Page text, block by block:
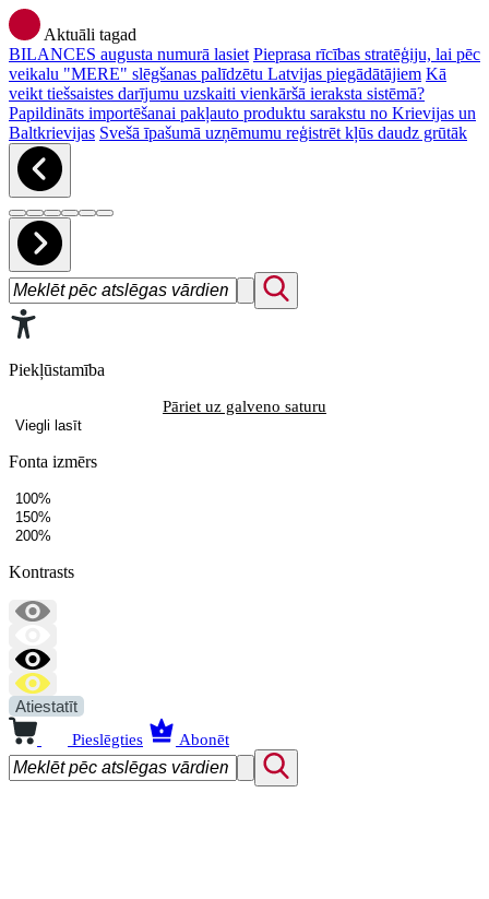
Aktuāli tagad
BILANCES augusta numurā lasiet Pieprasa rīcības stratēģiju, lai pēc
veikalu "MERE" slēgšanas palīdzētu Latvijas piegādātājiem Kā
veikt tiešsaistes darījumu uzskaiti vienkāršā ieraksta sistēmā?
Papildināts importēšanai pakļauto produktu sarakstu no Krievijas un
Baltkrievijas Svešā īpašumā uzņēmumu reģistrēt kļūs daudz grūtāk
Piekļūstamība
Pāriet uz galveno saturu
Viegli lasīt
Fonta izmērs
100%
150%
200%
Kontrasts
Atiestatīt
Pieslēgties Abonēt